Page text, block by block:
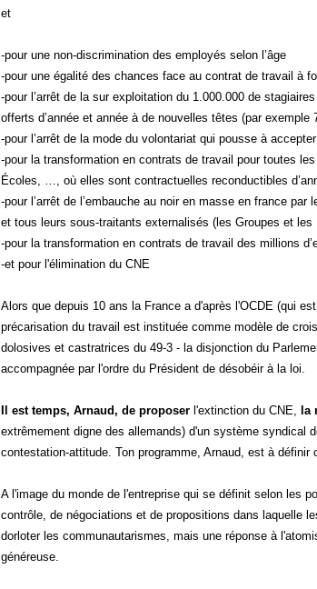
et
-pour une non-discrimination des employés selon l’âge
-pour une égalité des chances face au contrat de travail à
-pour l’arrêt de la sur exploitation du 1.000.000 de
offerts d’année et année à de nouvelles têtes (par exemple
-pour l’arrêt de la mode du volontariat qui pousse à
-pour la transformation en contrats de travail pour toutes
Écoles, …, où elles sont contractuelles reconductibles
-pour l’arrêt de l’embauche au noir en masse en france
et tous leurs sous-traitants externalisés (les Groupes et
-pour la transformation en contrats de travail des millions
-et pour l'élimination du CNE
Alors que depuis 10 ans la France a d'après l'OCDE (qui
précarisation du travail est instituée comme modèle de
dolosives et castratrices du 49-3 - la disjonction du
accompagnée par l'ordre du Président de désobéir à la loi.
Il est temps, Arnaud, de proposer l'extinction du CNE, la
extrêmement digne des allemands) d'un système syndical
contestation-attitude. Ton programme, Arnaud, est à
A l'image du monde de l'entreprise qui se définit selon les
contrôle, de négociations et de propositions dans laquelle
dorloter les communautarismes, mais une réponse à
généreuse.